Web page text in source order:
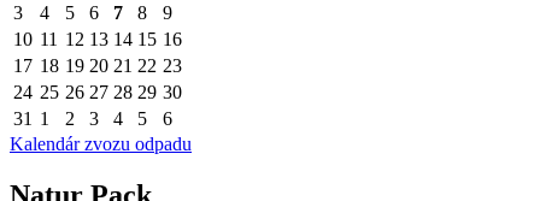
3
4 5 6 7 8
9
10 11 12 13 14 15 16
17 18 19 20 21 22 23
24 25 26 27 28 29 30
31 1 2 3 4 5
6
Kalendár zvozu odpadu